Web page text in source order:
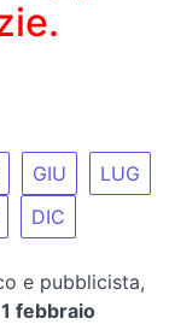
GIU
LUG
DIC
e pubblicista,
1 febbraio